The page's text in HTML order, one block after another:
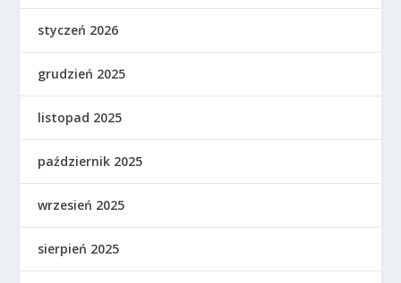
styczeń 2026
grudzień 2025
listopad 2025
październik 2025
wrzesień 2025
sierpień 2025